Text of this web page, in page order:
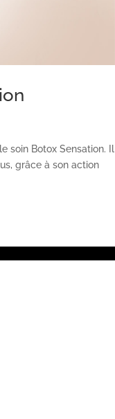
soin Botox Sensation. Il
grâce à son action